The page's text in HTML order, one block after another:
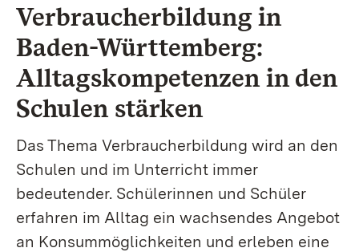
Verbraucherbildung in
Baden-Württemberg:
Alltagskompetenzen in den
Schulen stärken
Das Thema Verbraucherbildung wird an den
Schulen und im Unterricht immer
bedeutender. Schülerinnen und Schüler
erfahren im Alltag ein wachsendes Angebot
an Konsummöglichkeiten und erleben eine